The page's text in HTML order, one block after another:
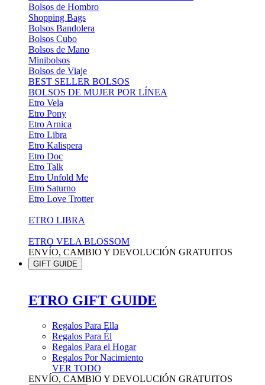
Bolsos de Hombro
Shopping Bags
Bolsos Bandolera
Bolsos Cubo
Bolsos de Mano
Minibolsos
Bolsos de Viaje
BEST SELLER BOLSOS
BOLSOS DE MUJER POR LÍNEA
Etro Vela
Etro Pony
Etro Arnica
Etro Libra
Etro Kalispera
Etro Doc
Etro Talk
Etro Unfold Me
Etro Saturno
Etro Love Trotter
ETRO LIBRA
ETRO VELA BLOSSOM
ENVÍO, CAMBIO Y DEVOLUCIÓN GRATUITOS
GIFT GUIDE
ETRO GIFT GUIDE
Regalos Para Ella
Regalos Para Él
Regalos Para el Hogar
Regalos Por Nacimiento
VER TODO
ENVÍO, CAMBIO Y DEVOLUCIÓN GRATUITOS